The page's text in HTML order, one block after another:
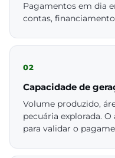
Pagamentos em dia
contas,
02
Capacidade de
Volume produzido,
pecuária explorada.
para validar o